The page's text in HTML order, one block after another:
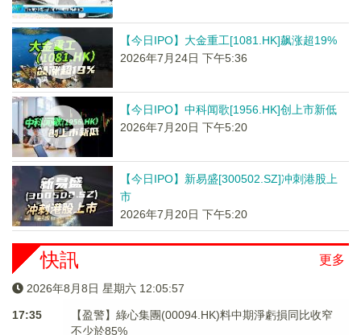
【今日IPO】大金重工[1081.HK]飙涨超19%
2026年7月24日 下午5:36
【今日IPO】中科闻歌[1956.HK]创上市新低
2026年7月20日 下午5:20
【今日IPO】新易盛[300502.SZ]冲刺港股上
市
2026年7月20日 下午5:20
更多
快訊
2026年8月8日 星期六 12:05:57
17:35
【盈警】綠心集團(00094.HK)料中期淨虧損同比收窄
不少於85%